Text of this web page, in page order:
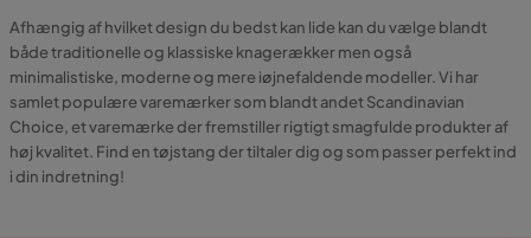
Afhængig af hvilket design du bedst kan lide kan du vælge blandt
både traditionelle og klassiske knagerækker men også
minimalistiske, moderne og mere iøjnefaldende modeller. Vi har
samlet populære varemærker som blandt andet Scandinavian
Choice, et varemærke der fremstiller rigtigt smagfulde produkter af
høj kvalitet. Find en tøjstang der tiltaler dig og som passer perfekt ind
i din indretning!